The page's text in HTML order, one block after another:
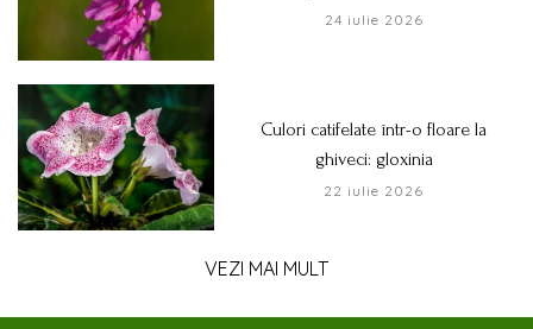
24 iulie 2026
Culori catifelate într-o floare la
ghiveci: gloxinia
22 iulie 2026
VEZI MAI MULT